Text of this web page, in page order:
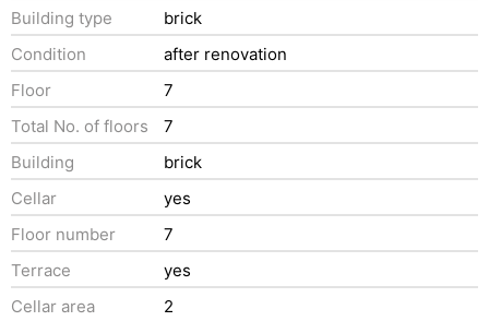
Building type
brick
Condition
after renovation
Floor
7
Total No. of floors
7
Building
brick
Cellar
yes
Floor number
7
Terrace
yes
Cellar area
2